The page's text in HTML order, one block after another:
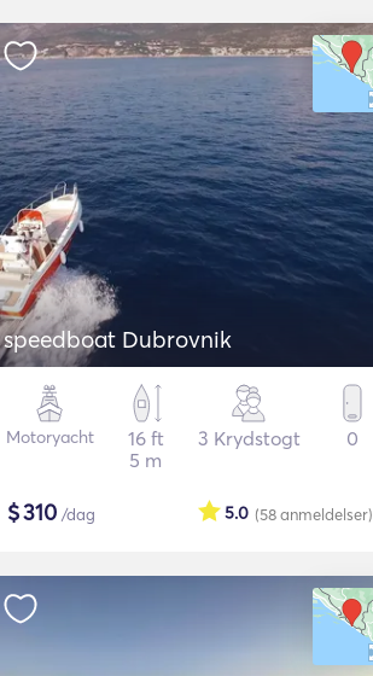
speedboat Dubrovnik
Motoryacht
16 ft
5 m
3 Krydstogt 0
$310 /dag (58anmeldelser)
5.0